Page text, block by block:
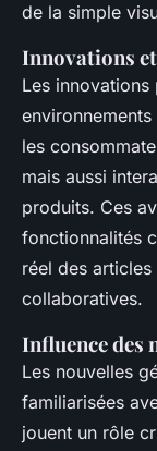
de la simple
Innovations
Les
les
mais aussi
produits. Ces
fonctionnalités
réel des
collaboratives.
Influence des
Les nouvelles
familiarisées
jouent un rôle